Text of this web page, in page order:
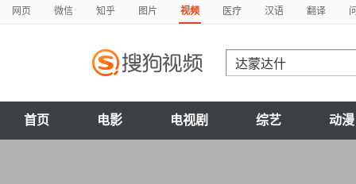
网页 微信 知乎 图片 视频 医疗 汉语 翻译
首页 电影 电视剧 综艺 动漫